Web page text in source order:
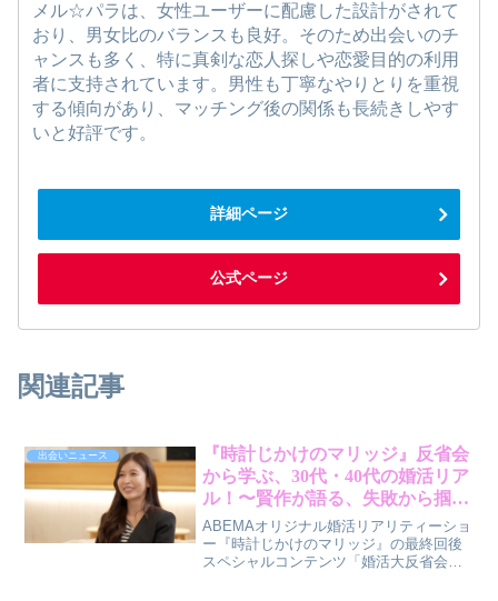
メル☆パラは、女性ユーザーに配慮した設計がされて
おり、男女比のバランスも良好。そのため出会いのチ
ャンスも多く、特に真剣な恋人探しや恋愛目的の利用
者に支持されています。男性も丁寧なやりとりを重視
する傾向があり、マッチング後の関係も長続きしやす
いと好評です。
詳細ページ
公式ページ
関連記事
出会いニュース
『時計じかけのマリッジ』反省会
から学ぶ、30代・40代の婚活リア
ル！〜賢作が語る、失敗から掴む
幸せのヒント〜
ABEMAオリジナル婚活リアリティーショ
ー『時計じかけのマリッジ』の最終回後
スペシャルコンテンツ「婚活大反省会」